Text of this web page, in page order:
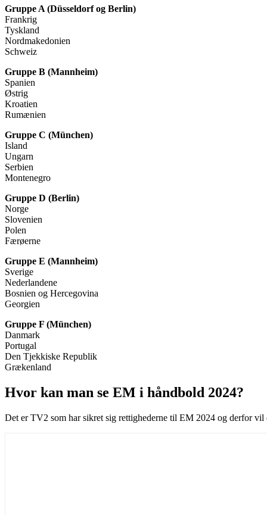
Gruppe A (Düsseldorf og Berlin)
Frankrig
Tyskland
Nordmakedonien
Schweiz
Gruppe B (Mannheim)
Spanien
Østrig
Kroatien
Rumænien
Gruppe C (München)
Island
Ungarn
Serbien
Montenegro
Gruppe D (Berlin)
Norge
Slovenien
Polen
Færøerne
Gruppe E (Mannheim)
Sverige
Nederlandene
Bosnien og Hercegovina
Georgien
Gruppe F (München)
Danmark
Portugal
Den Tjekkiske Republik
Grækenland
Hvor kan man se EM i håndbold 2024?
Det er TV2 som har sikret sig rettighederne til EM 2024 og derfor